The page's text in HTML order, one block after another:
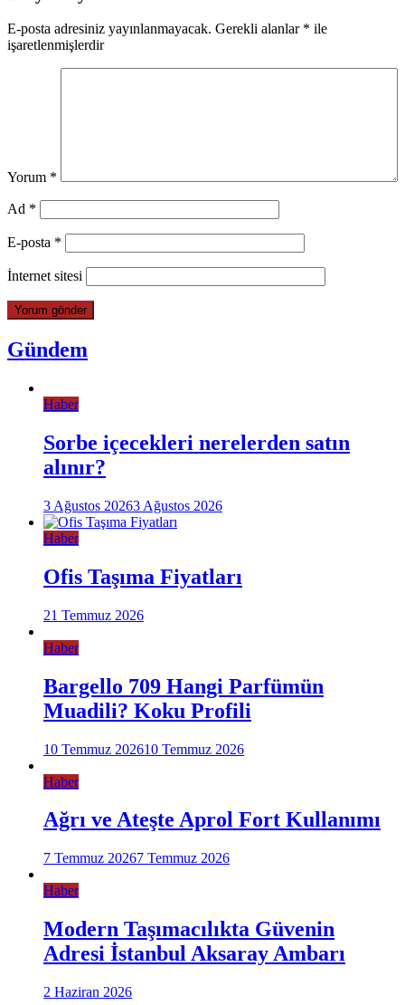
E-posta adresiniz yayınlanmayacak. Gerekli alanlar * ile
işaretlenmişlerdir
Yorum *
Ad *
E-posta *
İnternet sitesi
Gündem
Haber
Sorbe içecekleri nerelerden satın
alınır?
3 Ağustos 20263 Ağustos 2026
Haber
Ofis Taşıma Fiyatları
21 Temmuz 2026
Haber
Bargello 709 Hangi Parfümün
Muadili? Koku Profili
10 Temmuz 202610 Temmuz 2026
Haber
Ağrı ve Ateşte Aprol Fort Kullanımı
7 Temmuz 20267 Temmuz 2026
Haber
Modern Taşımacılıkta Güvenin
Adresi İstanbul Aksaray Ambarı
2 Haziran 2026